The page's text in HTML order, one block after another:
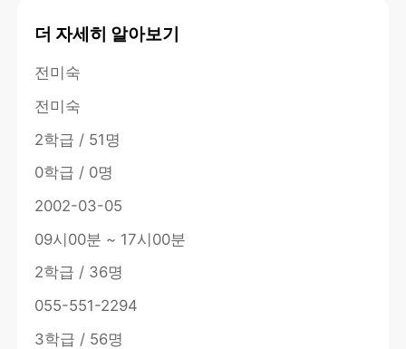
더 자세히 알아보기
전미숙
전미숙
2학급 / 51명
0학급 / 0명
2002-03-05
09시00분 ~ 17시00분
2학급 / 36명
055-551-2294
3학급 / 56명